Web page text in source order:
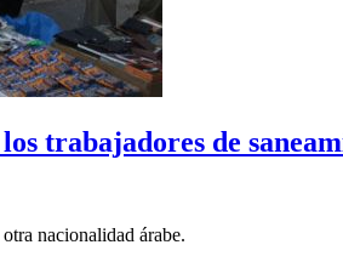
trabajadores de
nacionalidad árabe.